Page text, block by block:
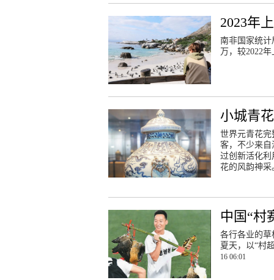
2023年
南非国家统计
万，较2022
小城青
世界元青花完
客，不少来
过创新活化
花的风韵神采
中国“村
各行各业的
夏天，以“村
16 06:01